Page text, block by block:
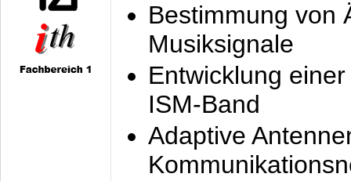
Bestimmung von
Musiksignale
Entwicklung
ISM-Band
Adaptive